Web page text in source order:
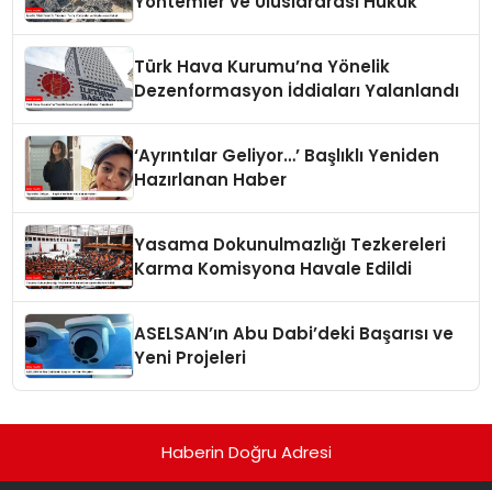
Türk Hava Kurumu’na Yönelik
Dezenformasyon İddiaları Yalanlandı
‘Ayrıntılar Geliyor…’ Başlıklı Yeniden
Hazırlanan Haber
Yasama Dokunulmazlığı Tezkereleri
Karma Komisyona Havale Edildi
ASELSAN’ın Abu Dabi’deki Başarısı ve
Yeni Projeleri
Haberin Doğru Adresi